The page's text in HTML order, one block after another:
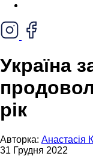
Україна
рік
Авторка: Анастасія
31 Грудня 2022